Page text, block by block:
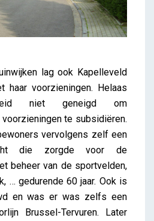
lag ook Kapelleveld
voorzieningen. Helaas
niet geneigd om
te subsidiëren.
vervolgens zelf een
die zorgde voor de
beheer van de sportvelden,
… gedurende 60 jaar. Ook is
en was er was zelfs een
Brussel-Tervuren. Later